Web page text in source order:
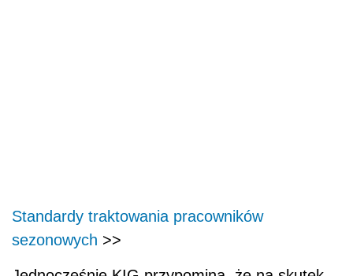
Standardy traktowania pracowników
sezonowych >>